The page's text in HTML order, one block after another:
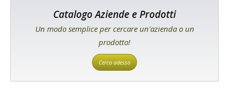
Catalogo Aziende e Prodotti
Un modo semplice per cercare un'azienda o un
prodotto!
Cerca adesso